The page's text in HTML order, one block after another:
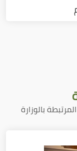
بالوزارة